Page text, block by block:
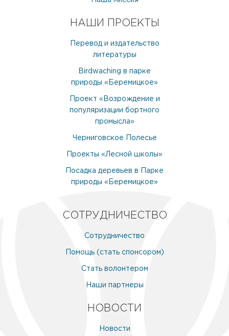
НАШИ ПРОЕКТЫ
Перевод и издательство
литературы
Birdwaching в парке
природы «Беремицкое»
Проект «Возрождение и
популяризации бортного
промысла»
Черниговское Полесье
Проекты «Лесной школы»
Посадка деревьев в Парке
природы «Беремицкое»
СОТРУДНИЧЕСТВО
Сотрудничество
Помощь (стать спонсором)
Стать волонтером
Наши партнеры
НОВОСТИ
Новости